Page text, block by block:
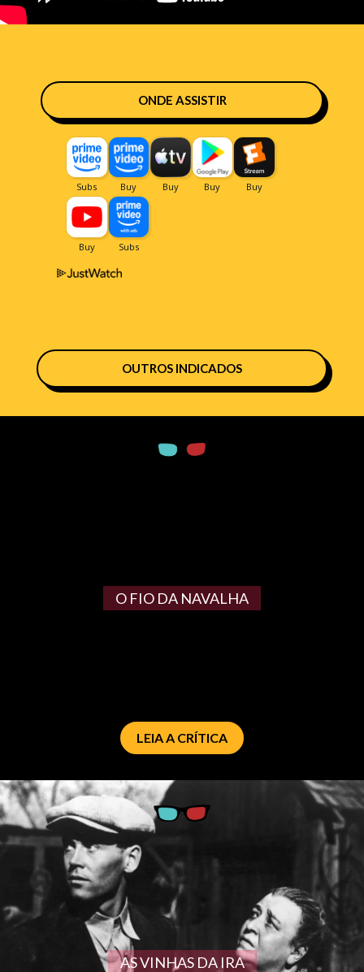
ONDE ASSISTIR
OUTROS INDICADOS
O FIO DA NAVALHA
LEIA A CRÍTICA
AS VINHAS DA IRA